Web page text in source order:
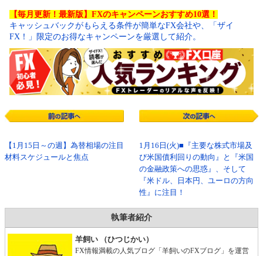
【毎月更新！最新版】FXのキャンペーンおすすめ10選！
キャッシュバックがもらえる条件が簡単なFX会社や、「ザイ
FX！」限定のお得なキャンペーンを厳選して紹介。
【1月15日～の週】為替相場の注目
材料スケジュールと焦点
1月16日(火)■『主要な株式市場及
び米国債利回りの動向』と『米国
の金融政策への思惑』、そして
『米ドル、日本円、ユーロの方向
性』に注目！
執筆者紹介
羊飼い （ひつじかい）
FX情報満載の人気ブログ「羊飼いのFXブログ」を運営